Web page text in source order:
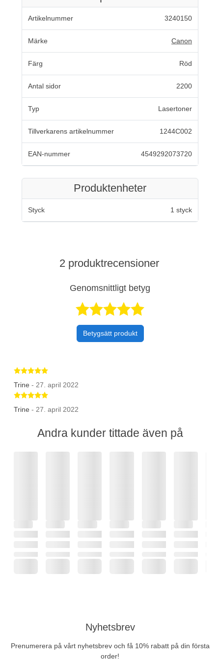
Artikelnummer 3240150
Märke Canon
Färg Röd
Antal sidor 2200
Typ Lasertoner
Tillverkarens artikelnummer 1244C002
EAN-nummer 4549292073720
Produktenheter
Styck 1 styck
2 produktrecensioner
Genomsnittligt betyg
Betygsatt 5 av
Betygsätt produkt
Betygsatt 5 av 5 stjärnor
Trine - 27. april 2022
Betygsatt 5 av 5 stjärnor
Trine - 27. april 2022
Andra kunder tittade även på
Nyhetsbrev
Prenumerera på vårt nyhetsbrev och få 10% rabatt på din första
order!